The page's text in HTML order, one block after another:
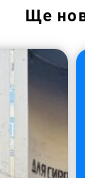
Пошук за
Ще